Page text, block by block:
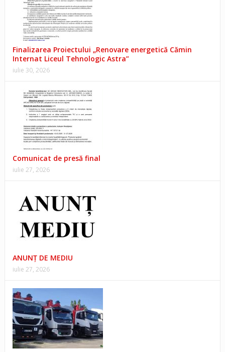
Finalizarea Proiectului „Renovare energetică Cămin
Internat Liceul Tehnologic Astra”
iulie 30, 2026
Comunicat de presă final
iulie 27, 2026
ANUNŢ DE MEDIU
iulie 27, 2026